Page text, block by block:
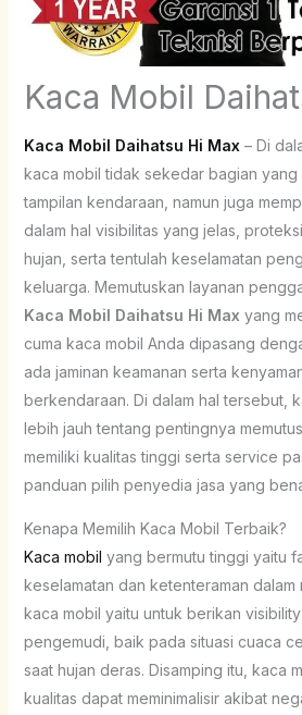
Kaca Mobil
Kaca Mobil Daihatsu Hi Max – Di
kaca mobil tidak sekedar bagian yang
tampilan kendaraan, namun juga
dalam hal visibilitas yang jelas,
hujan, serta tentulah keselamatan
keluarga. Memutuskan layanan
Kaca Mobil Daihatsu Hi Max yang
cuma kaca mobil Anda dipasang
ada jaminan keamanan serta
berkendaraan. Di dalam hal tersebut,
lebih jauh tentang pentingnya
memiliki kualitas tinggi serta service
panduan pilih penyedia jasa yang
Kenapa Memilih Kaca Mobil Terbaik?
Kaca mobil yang bermutu tinggi yaitu
keselamatan dan ketenteraman dalam
kaca mobil yaitu untuk berikan
pengemudi, baik pada situasi cuaca
saat hujan deras. Disamping itu, kaca
kualitas dapat meminimalisir akibat